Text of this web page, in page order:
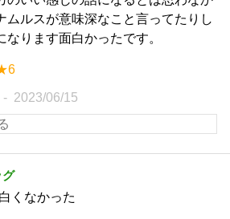
ムルスが意味深なこと言ってたりし
なります面白かったです。
2023/06/15
グ
くなかった